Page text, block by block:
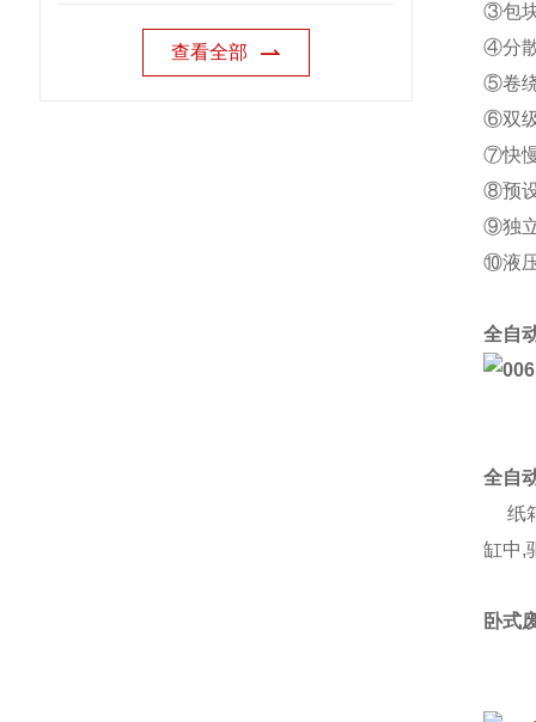
查看全部
③包
④分
⑤卷
⑥双
⑦快
⑧预
⑨独
⑩液
全自
全自
纸
缸中,
卧式